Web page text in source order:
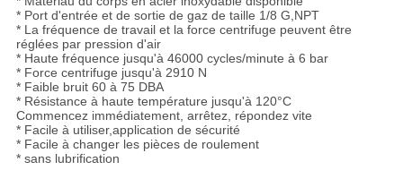
* Port d'entrée et de sortie de gaz de taille 1/8 G,NPT
* La fréquence de travail et la force centrifuge peuvent être
réglées par pression d'air
* Haute fréquence jusqu'à 46000 cycles/minute à 6 bar
* Force centrifuge jusqu'à 2910 N
* Faible bruit 60 à 75 DBA
* Résistance à haute température jusqu'à 120°C
Commencez immédiatement, arrêtez, répondez vite
* Facile à utiliser,application de sécurité
* Facile à changer les pièces de roulement
* sans lubrification